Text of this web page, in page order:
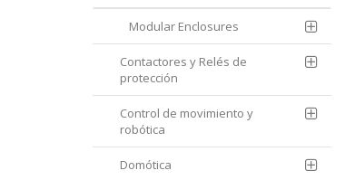
Modular Enclosures
Contactores y Relés de
protección
Control de movimiento y
robótica
Domótica